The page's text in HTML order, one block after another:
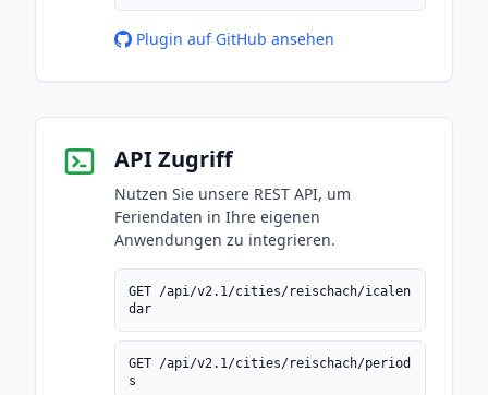
Plugin auf GitHub ansehen
API Zugriff
Nutzen Sie unsere REST API, um
Feriendaten in Ihre eigenen
Anwendungen zu integrieren.
GET /api/v2.1/cities/reischach/icalen
dar
GET /api/v2.1/cities/reischach/period
s